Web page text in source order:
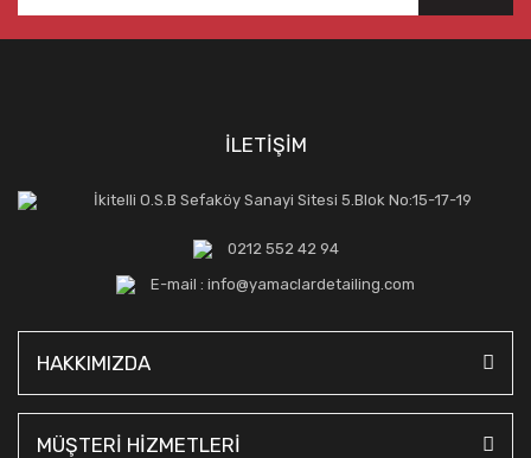
İLETİŞİM
İkitelli O.S.B Sefaköy Sanayi Sitesi 5.Blok No:15-17-19
0212 552 42 94
E-mail : info@yamaclardetailing.com
HAKKIMIZDA
MÜŞTERİ HİZMETLERİ